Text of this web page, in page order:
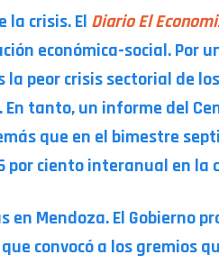
la crisis. El Diario El
económica-social. Por
la peor crisis sectorial de
tanto, un informe del
que en el bimestre
por ciento interanual en la
en Mendoza. El Gobierno
que convocó a los gremios